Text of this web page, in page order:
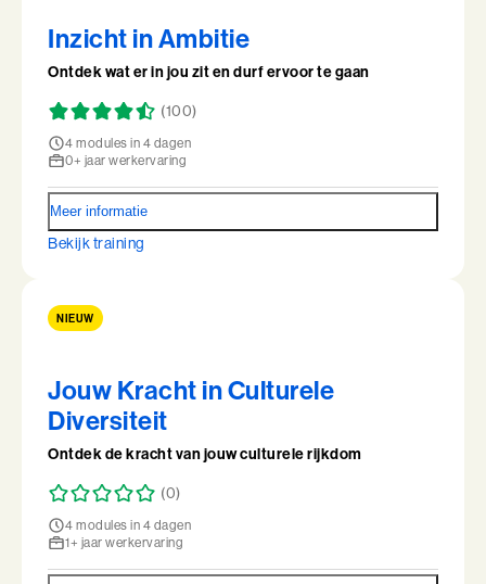
Coachend Leiderschap
Coachend Leiderschap (BaakBoost)
De Informele Leider
De Zelfbewuste Leider
Effectieve Persoonlijke Communicatie (BaakBoost)
High Performance Leadership
Inzicht in Ambitie
Ontdek wat er in jou zit en durf ervoor te gaan
(100)
4 modules in 4 dagen
0+ jaar werkervaring
Meer informatie
Bekijk training
NIEUW
Jouw Kracht in Culturele
Diversiteit
Ontdek de kracht van jouw culturele rijkdom
(0)
4 modules in 4 dagen
1+ jaar werkervaring